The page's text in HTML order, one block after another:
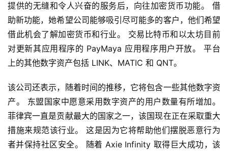
首
快
信
仰
提供的无缝和令人兴奋的服务后，向往加密货币功能。 借
助新功能，她希望公司能够吸引尽可能多的客户，他们希望
借此机会了解加密货币和行业。 交易比特币和以太坊目前
对更新其应用程序的 PayMaya 应用程序用户开放。 平台
上的其他数字资产包括 LINK、MATIC 和 QNT。
该公司还表示，随着时间的推移，它将包含一些其他数字资
产。 东盟国家中愿意采用数字资产的用户数量有所增加。
菲律宾一直是贡献最大的国家之一，该国现在正在采取重大
措施来规范该行业。 这是因为它将帮助他们摆脱恶意行为
者并保持社区安全。 随着 Axie Infinity 取得巨大成功，该